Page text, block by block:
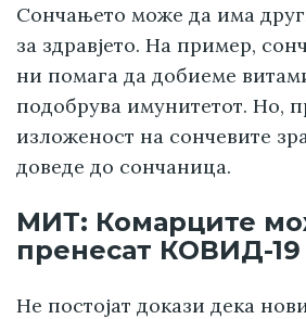
Сончањето може да има
за здравјето. На пример,
ни помага да добиеме
подобрува имунитетот. Но,
изложеност на сончевите
доведе до сончаница.
МИТ: Комарците
пренесат КОВИД-19
Не постојат докази дека